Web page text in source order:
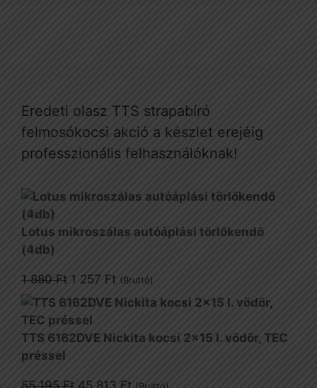
Eredeti olasz TTS strapabíró
felmosókocsi akció a készlet erejéig
professzionális felhasználóknak!
Lotus mikroszálas autóáplási törlőkendő
(4db)
1 880Ft Original
price
was:
1
1 257 FtCurrent
price
(Bruttó)
TTS 6162DVE Nickita kocsi 2x15 l. vödör, TEC
préssel
Original
Current